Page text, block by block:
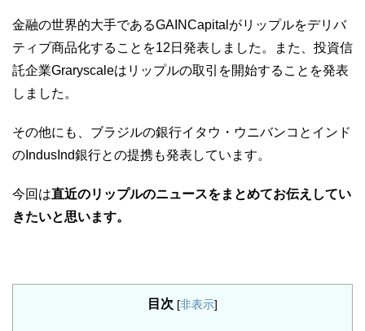
金融の世界的大手であるGAINCapitalがリップルをデリバ
ティブ商品化することを12日発表しました。また、投資信
託企業Graryscaleはリップルの取引を開始することを発表
しました。
その他にも、ブラジルの銀行イタウ・ウニバンコとインド
のIndusInd銀行との提携も発表しています。
今回は直近のリップルのニュースをまとめてお伝えしてい
きたいと思います。
目次 [非表示]